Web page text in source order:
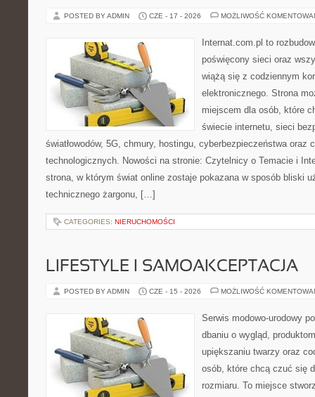
POSTED BY ADMIN CZE - 17 - 2026 MOŻLIWOŚĆ
Internat.com.pl to
poświęcony sieci oraz
wiążą się z codziennym
elektronicznego. Strona
miejscem dla osób, które
świecie internetu, sieci
światłowodów, 5G, chmury, hostingu, cyberbezpieczeństwa oraz
technologicznych. Nowości na stronie: Czytelnicy o Temacie i
strona, w którym świat online zostaje pokazana w sposób bliski
technicznego żargonu, […]
CATEGORIES: NIERUCHOMOŚCI
LIFESTYLE I SAMOAKCEPTACJA
POSTED BY ADMIN CZE - 15 - 2026 MOŻLIWOŚĆ
Serwis modowo-urodowy
dbaniu o wygląd,
upiększaniu twarzy oraz
osób, które chcą czuć się
rozmiaru. To miejsce